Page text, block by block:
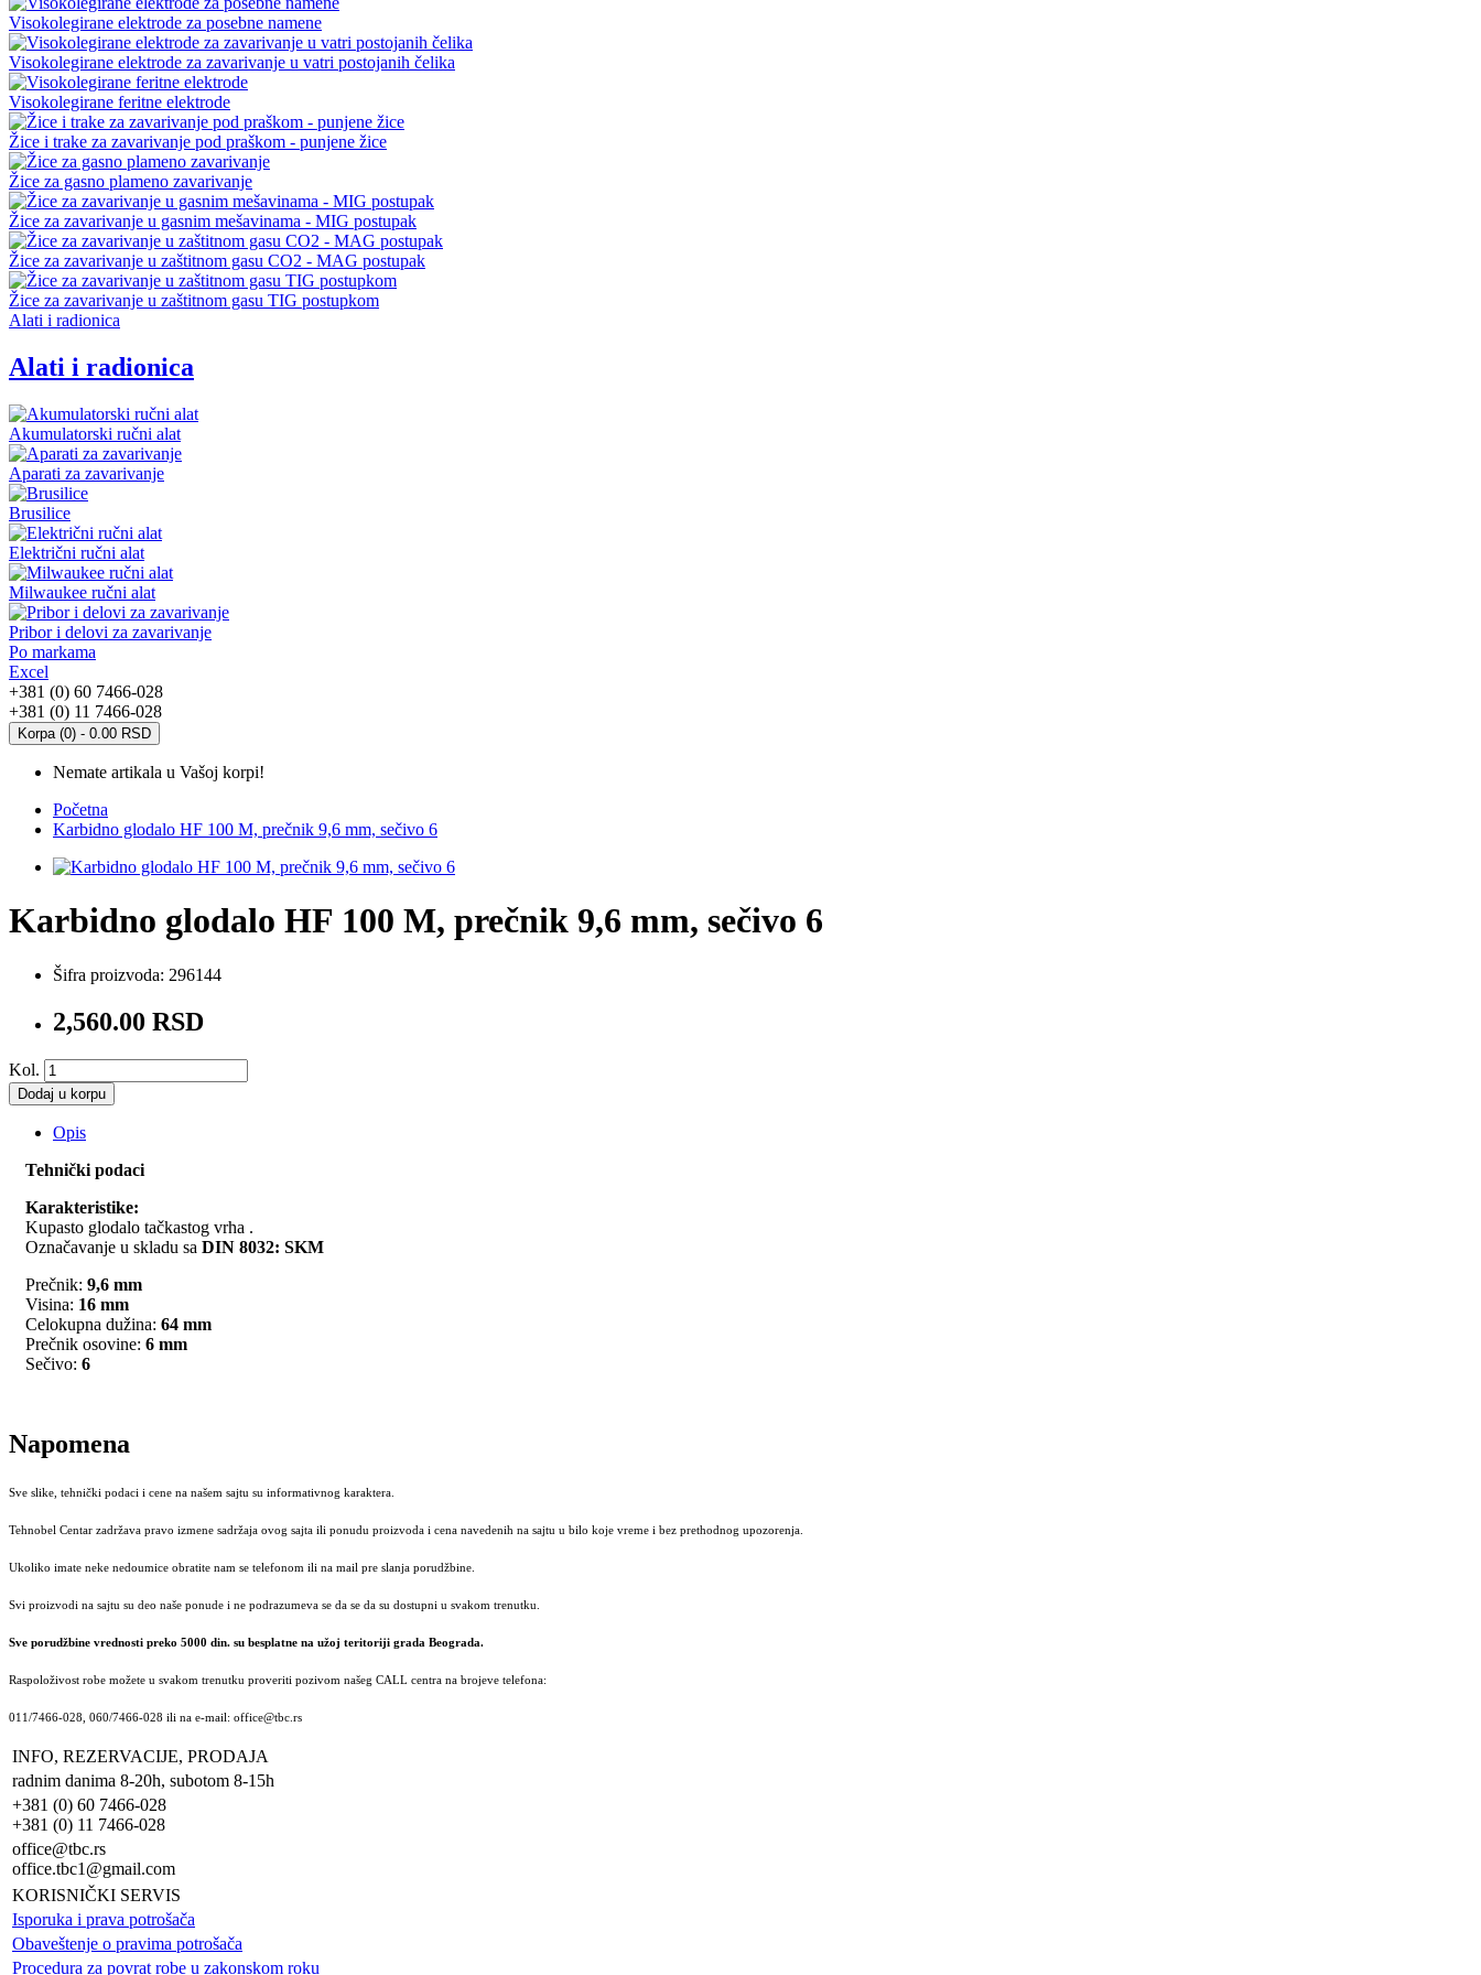
Visokolegirane elektrode za posebne namene
Visokolegirane elektrode za zavarivanje u vatri postojanih čelika
Visokolegirane feritne elektrode
Žice i trake za zavarivanje pod praškom - punjene žice
Žice za gasno plameno zavarivanje
Žice za zavarivanje u gasnim mešavinama - MIG postupak
Žice za zavarivanje u zaštitnom gasu CO2 - MAG postupak
Žice za zavarivanje u zaštitnom gasu TIG postupkom
Alati i radionica
Alati i radionica
Akumulatorski ručni alat
Aparati za zavarivanje
Brusilice
Električni ručni alat
Milwaukee ručni alat
Pribor i delovi za zavarivanje
Po markama
Excel
+381 (0) 60 7466-028
+381 (0) 11 7466-028
Korpa (0) - 0.00 RSD
Nemate artikala u Vašoj korpi!
Početna
Karbidno glodalo HF 100 M, prečnik 9,6 mm, sečivo 6
Karbidno glodalo HF 100 M, prečnik 9,6 mm, sečivo 6
Šifra proizvoda: 296144
2,560.00 RSD
Kol.
Dodaj u korpu
Opis
Tehnički podaci
Karakteristike:
Kupasto glodalo tačkastog vrha .
Označavanje u skladu sa DIN 8032: SKM
Prečnik: 9,6 mm
Visina: 16 mm
Celokupna dužina: 64 mm
Prečnik osovine: 6 mm
Sečivo: 6
Napomena
Sve slike, tehnički podaci i cene na našem sajtu su informativnog karaktera.
Tehnobel Centar zadržava pravo izmene sadržaja ovog sajta ili ponudu proizvoda i cena navedenih na sajtu u bilo koje vreme i bez prethodnog upozorenja.
Ukoliko imate neke nedoumice obratite nam se telefonom ili na mail pre slanja porudžbine.
Svi proizvodi na sajtu su deo naše ponude i ne podrazumeva se da se da su dostupni u svakom trenutku.
Sve porudžbine vrednosti preko 5000 din. su besplatne na užoj teritoriji grada Beograda.
Raspoloživost robe možete u svakom trenutku proveriti pozivom našeg CALL centra na brojeve telefona:
011/7466-028, 060/7466-028 ili na e-mail: office@tbc.rs
INFO, REZERVACIJE, PRODAJA
radnim danima 8-20h, subotom 8-15h
+381 (0) 60 7466-028
+381 (0) 11 7466-028
office@tbc.rs
office.tbc1@gmail.com
KORISNIČKI SERVIS
Isporuka i prava potrošača
Obaveštenje o pravima potrošača
Procedura za povrat robe u zakonskom roku